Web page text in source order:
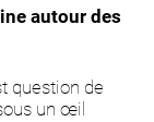
autour des
question de
un œil